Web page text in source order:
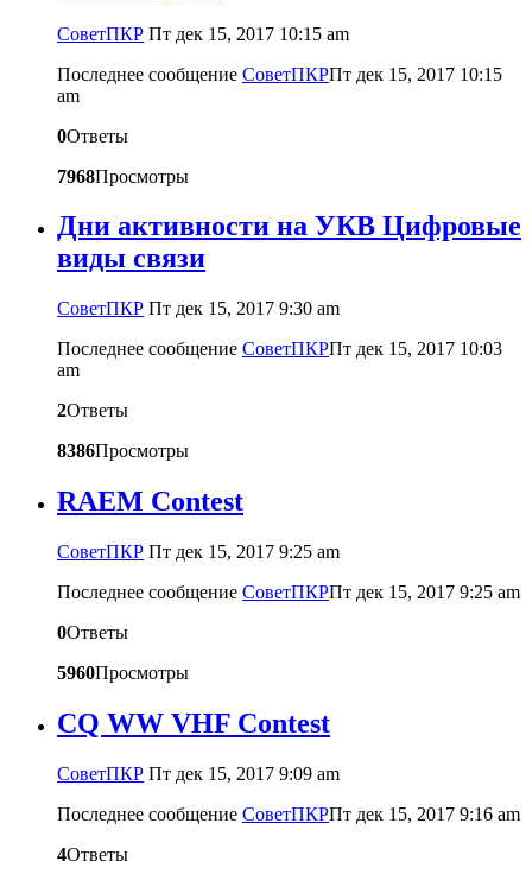
CоветПКР Пт дек 15, 2017 10:15 am
Последнее сообщение CоветПКРПт дек 15, 2017 10:15
am
0Ответы
7968Просмотры
Дни активности на УКВ Цифровые
виды связи
CоветПКР Пт дек 15, 2017 9:30 am
Последнее сообщение CоветПКРПт дек 15, 2017 10:03
am
2Ответы
8386Просмотры
RAEM Contest
CоветПКР Пт дек 15, 2017 9:25 am
Последнее сообщение CоветПКРПт дек 15, 2017 9:25 am
0Ответы
5960Просмотры
CQ WW VHF Contest
CоветПКР Пт дек 15, 2017 9:09 am
Последнее сообщение CоветПКРПт дек 15, 2017 9:16 am
4Ответы